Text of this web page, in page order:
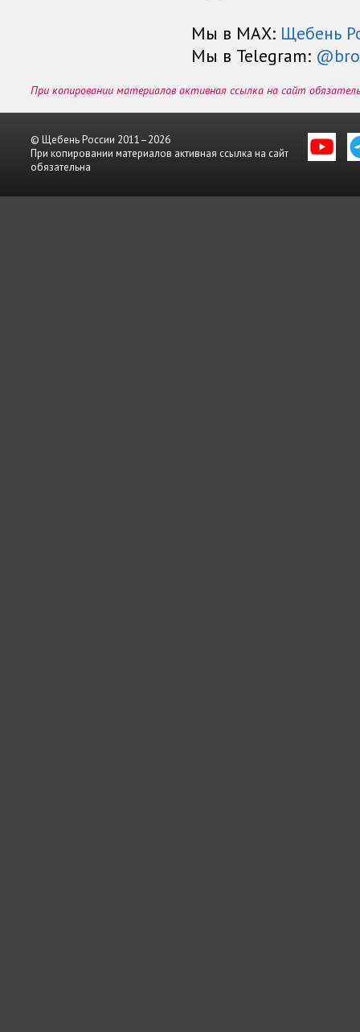
Мы в МАХ: Щебень
Мы в Telegram:
При копировании материалов активная ссылка на сайт
© Щебень России 2011–2026
При копировании материалов активная ссылка на сайт
обязательна